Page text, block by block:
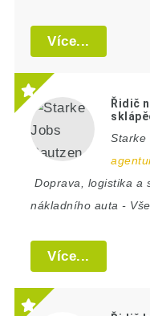
Více...
Řidič
Starke
Doprava, logistika a
nákladního auta -
Více...